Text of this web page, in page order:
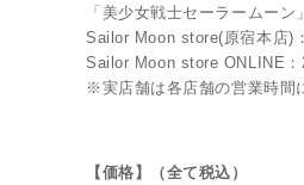
「美少女戦士セーラームー
Sailor Moon store(原宿本店)
Sailor Moon store ONLINE：
※実店舗は各店舗の営業時間
【価格】（全て税込）